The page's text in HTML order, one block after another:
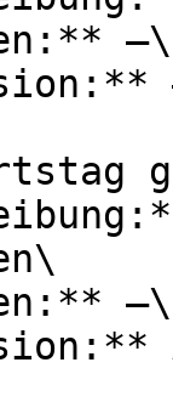
–\
–\